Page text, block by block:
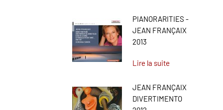
PIANORARITIES -
JEAN FRANÇAIX
2013
Lire la suite
JEAN FRANÇAIX
DIVERTIMENTO